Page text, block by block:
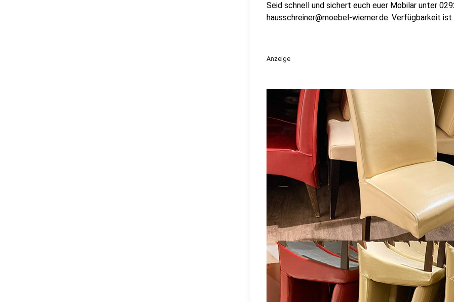
Seid schnell und sichert euch euer Mobilar unter
hausschreiner@moebel-wiemer.de. Verfügbarkeit
Anzeige